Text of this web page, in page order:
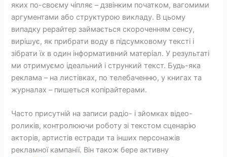
яких по-своєму чіпляє – дзвінким початком, вагомими
аргументами або структурою викладу. В цьому
випадку рерайтер займається скороченням сенсу,
вирішує, як прибрати воду в підсумковому тексті і
зібрати їх в один інформативний матеріал. У результаті
ми отримуємо ідеальний і стрункий текст. Будь-яка
реклама – на листівках, по телебаченню, у книгах та
журналах – пишеться копірайтерами.
Часто присутній на записи радіо- і зйомках відео-
роликів, контролюючи роботу зі текстом сценарію
акторів, артистів естради та інших персонажів
рекламної кампанії. Він також бере активну